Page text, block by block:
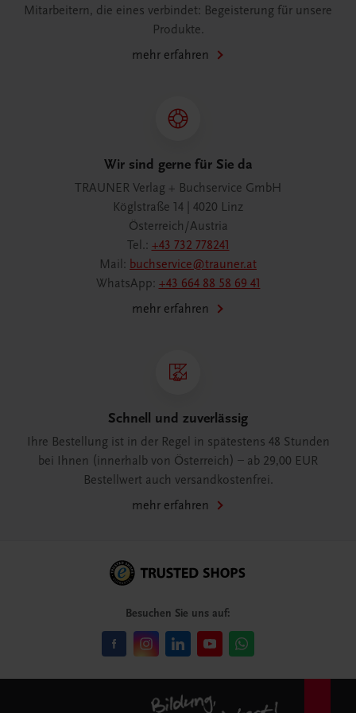
Mitarbeitern, die eines verbindet: Begeisterung für unsere
Produkte.
mehr erfahren
Wir sind gerne für Sie da
TRAUNER Verlag + Buchservice GmbH
Köglstraße 14 | 4020 Linz
Österreich/Austria
Tel.: +43 732 778241
Mail: buchservice@trauner.at
WhatsApp: +43 664 88 58 69 41
mehr erfahren
Schnell und zuverlässig
Ihre Bestellung ist in der Regel in spätestens 48 Stunden
bei Ihnen (innerhalb von Österreich) – ab 29,00 EUR
Bestellwert auch versandkostenfrei.
mehr erfahren
Besuchen Sie uns auf: